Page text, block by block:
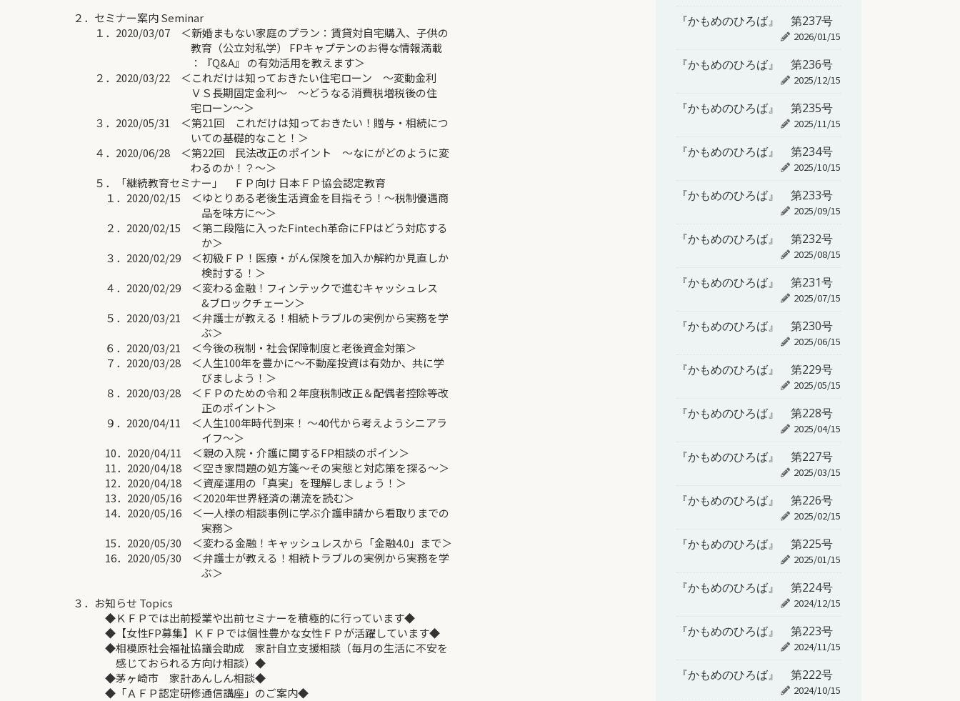
２．セミナー案内 Seminar
１．2020/03/07 ＜新婚まもない家庭のプラン：賃貸対自宅購入、子供の
教育（公立対私学） FPキャプテンのお得な情報満載
：『Q&A』 の有効活用を教えます＞
２．2020/03/22 ＜これだけは知っておきたい住宅ローン ～変動金利
ＶＳ長期固定金利～ ～どうなる消費税増税後の住
宅ローン～＞
３．2020/05/31 ＜第21回 これだけは知っておきたい！贈与・相続につ
いての基礎的なこと！＞
４．2020/06/28 ＜第22回 民法改正のポイント ～なにがどのように変
わるのか！？～＞
５．「継続教育セミナー」 ＦＰ向け 日本ＦＰ協会認定教育
１．2020/02/15 ＜ゆとりある老後生活資金を目指そう！～税制優遇商
品を味方に～＞
２．2020/02/15 ＜第二段階に入ったFintech革命にFPはどう対応する
か＞
３．2020/02/29 ＜初級ＦＰ！医療・がん保険を加入か解約か見直しか
検討する！＞
４．2020/02/29 ＜変わる金融！フィンテックで進むキャッシュレス
&ブロックチェーン＞
５．2020/03/21 ＜弁護士が教える！相続トラブルの実例から実務を学
ぶ＞
６．2020/03/21 ＜今後の税制・社会保障制度と老後資金対策＞
７．2020/03/28 ＜人生100年を豊かに～不動産投資は有効か、共に学
びましよう！＞
８．2020/03/28 ＜ＦＰのための令和２年度税制改正＆配偶者控除等改
正のポイント＞
９．2020/04/11 ＜人生100年時代到来！ ～40代から考えようシニアラ
イフ～＞
10．2020/04/11 ＜親の入院・介護に関するFP相談のポイン＞
11．2020/04/18 ＜空き家問題の処方箋～その実態と対応策を探る～＞
12．2020/04/18 ＜資産運用の「真実」を理解しましょう！＞
13．2020/05/16 ＜2020年世界経済の潮流を読む＞
14．2020/05/16 ＜一人様の相談事例に学ぶ介護申請から看取りまでの
実務＞
15．2020/05/30 ＜変わる金融！キャッシュレスから「金融4.0」まで＞
16．2020/05/30 ＜弁護士が教える！相続トラブルの実例から実務を学
ぶ＞
３．お知らせ Topics
◆ＫＦＰでは出前授業や出前セミナーを積極的に行っています◆
◆【女性FP募集】ＫＦＰでは個性豊かな女性ＦＰが活躍しています◆
◆相模原社会福祉協議会助成 家計自立支援相談（毎月の生活に不安を
感じておられる方向け相談）◆
◆茅ヶ崎市 家計あんしん相談◆
◆「ＡＦＰ認定研修通信講座」のご案内◆
『かもめのひろば』 第237号
2026/01/15
『かもめのひろば』 第236号
2025/12/15
『かもめのひろば』 第235号
2025/11/15
『かもめのひろば』 第234号
2025/10/15
『かもめのひろば』 第233号
2025/09/15
『かもめのひろば』 第232号
2025/08/15
『かもめのひろば』 第231号
2025/07/15
『かもめのひろば』 第230号
2025/06/15
『かもめのひろば』 第229号
2025/05/15
『かもめのひろば』 第228号
2025/04/15
『かもめのひろば』 第227号
2025/03/15
『かもめのひろば』 第226号
2025/02/15
『かもめのひろば』 第225号
2025/01/15
『かもめのひろば』 第224号
2024/12/15
『かもめのひろば』 第223号
2024/11/15
『かもめのひろば』 第222号
2024/10/15